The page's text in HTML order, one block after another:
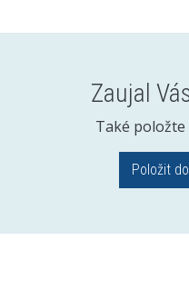
Zaujal
Také
Položit